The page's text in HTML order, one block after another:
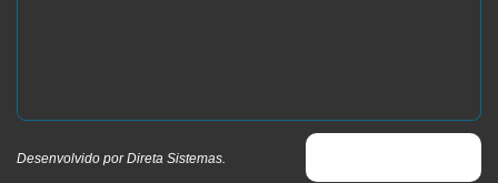
Desenvolvido porDireta Sistemas.